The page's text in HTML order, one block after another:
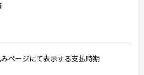
ページにて表示する支払時期